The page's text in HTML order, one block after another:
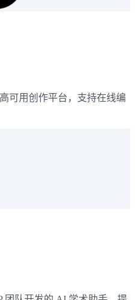
可用创作平台，支持在线编